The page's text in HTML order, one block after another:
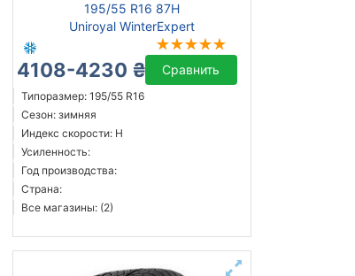
195/55 R16 87H
Uniroyal WinterExpert
4108-4230 ₴ Сравнить
Типоразмер: 195/55 R16
Сезон: зимняя
Индекс скорости: H
Усиленность:
Год производства:
Страна:
Все магазины: (2)